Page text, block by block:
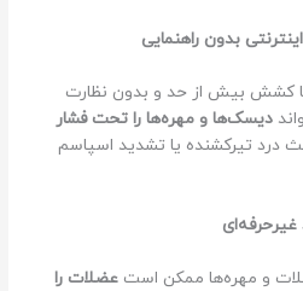
بدون راهنمایی
کشش بیش از حد و بدون نظارت
دیسک‌ها و مهره‌ها را تحت فشار
درد تیرکشنده یا تشدید اسپاسم
و مهره‌ها ممکن است عضلات را